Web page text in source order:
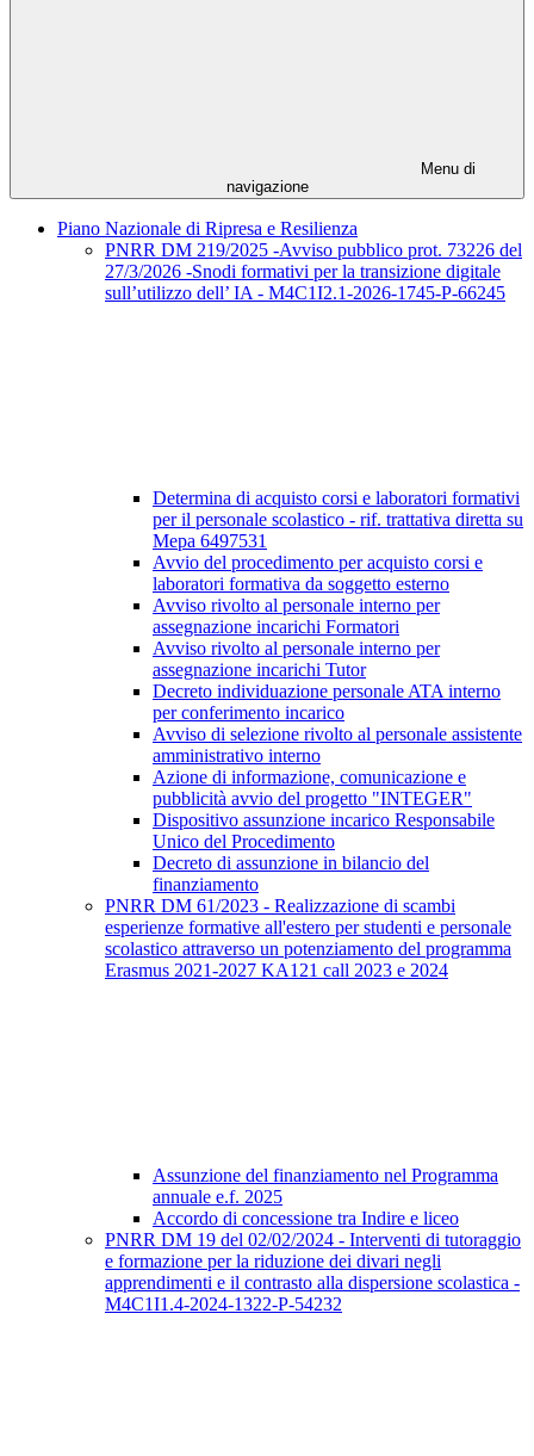
Menu di
navigazione
Piano Nazionale di Ripresa e Resilienza
PNRR DM 219/2025 -Avviso pubblico prot. 73226 del
27/3/2026 -Snodi formativi per la transizione digitale
sull’utilizzo dell’ IA - M4C1I2.1-2026-1745-P-66245
Determina di acquisto corsi e laboratori formativi
per il personale scolastico - rif. trattativa diretta su
Mepa 6497531
Avvio del procedimento per acquisto corsi e
laboratori formativa da soggetto esterno
Avviso rivolto al personale interno per
assegnazione incarichi Formatori
Avviso rivolto al personale interno per
assegnazione incarichi Tutor
Decreto individuazione personale ATA interno
per conferimento incarico
Avviso di selezione rivolto al personale assistente
amministrativo interno
Azione di informazione, comunicazione e
pubblicità avvio del progetto "INTEGER"
Dispositivo assunzione incarico Responsabile
Unico del Procedimento
Decreto di assunzione in bilancio del
finanziamento
PNRR DM 61/2023 - Realizzazione di scambi
esperienze formative all'estero per studenti e personale
scolastico attraverso un potenziamento del programma
Erasmus 2021-2027 KA121 call 2023 e 2024
Assunzione del finanziamento nel Programma
annuale e.f. 2025
Accordo di concessione tra Indire e liceo
PNRR DM 19 del 02/02/2024 - Interventi di tutoraggio
e formazione per la riduzione dei divari negli
apprendimenti e il contrasto alla dispersione scolastica -
M4C1I1.4-2024-1322-P-54232